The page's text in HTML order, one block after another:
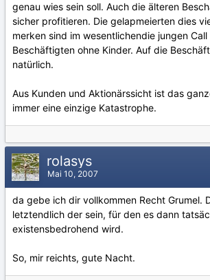
genau wies sein soll. Auch die älteren
sicher profitieren. Die gelapmeierten dies
merken sind im wesentlichendie jungen Call
Beschäftigten ohne Kinder. Auf die
natürlich.
Aus Kunden und Aktionärssicht ist das
immer eine einzige Katastrophe.
rolasys
Mai 10, 2007
da gebe ich dir vollkommen Recht Grumel.
letztendlich der sein, für den es dann
existensbedrohend wird.
So, mir reichts, gute Nacht.